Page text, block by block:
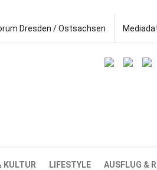
Dresden / Ostsachsen
KULTUR LIFESTYLE AUSFLUG &